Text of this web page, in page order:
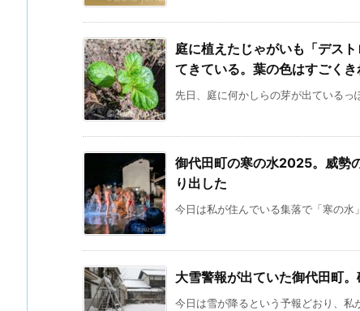
庭に植えたじゃがいも「デス
てきている。葉の色はすごく
先日、庭に何かしらの芽が出ている
御代田町の寒の水2025。威勢
り出した
今日は私が住んでいる集落で「寒の
大雪警報が出ていた御代田町。
今日は雪が降るという予報どおり、